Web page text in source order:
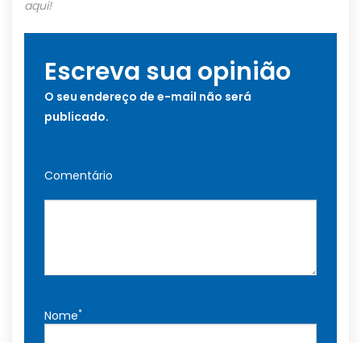
aqui!
Escreva sua opinião
O seu endereço de e-mail não será
publicado.
Comentário
Nome*